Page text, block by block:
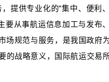
提供专业化的“集中、便利
要从事航运信息加工与发布
场规范与服务，是我国政府
的战略意义，国际航运交易